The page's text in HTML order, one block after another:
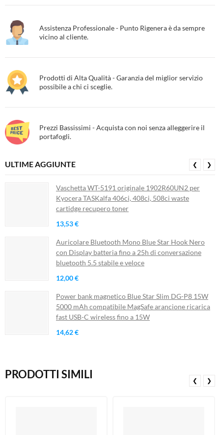
Assistenza Professionale - Punto Rigenera è da sempre
vicino al cliente.
Prodotti di Alta Qualità - Garanzia del miglior servizio
possibile a chi ci sceglie.
Prezzi Bassissimi - Acquista con noi senza alleggerire il
portafogli.
ULTIME AGGIUNTE
Vaschetta WT-5191 originale 1902R60UN2 per
Kyocera TASKalfa 406ci, 408ci, 508ci waste
cartidge recupero toner
13,53 €
Auricolare Bluetooth Mono Blue Star Hook Nero
con Display batteria fino a 25h di conversazione
bluetooth 5.5 stabile e veloce
12,00 €
Power bank magnetico Blue Star Slim DG-P8 15W
5000 mAh compatibile MagSafe arancione ricarica
fast USB-C wireless fino a 15W
14,62 €
❮ ❯
PRODOTTI SIMILI ❮ ❯